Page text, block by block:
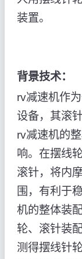
装置。
背景技术：
rv减速机作
设备，其滚
rv减速机的
响。在摆线
滚针，将内
围，有利于
机的整体装
轮、滚针装
测得摆线针